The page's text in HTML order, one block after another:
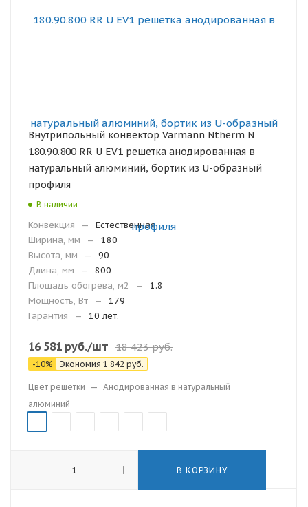
Внутрипольный конвектор Varmann Ntherm N
180.90.800 RR U EV1 решетка анодированная в
натуральный алюминий, бортик из U-образный
профиля
В наличии
Конвекция —
Естественная
Ширина, мм
—
180
Высота, мм
—
90
Длина, мм
—
800
Площадь обогрева, м2
—
1.8
Мощность, Вт
—
179
Гарантия
— 10 лет.
16 581 руб./шт 18 423руб.
-10% Экономия 1 842 руб.
Цвет решетки — Анодированная в натуральный
алюминий
В КОРЗИНУ